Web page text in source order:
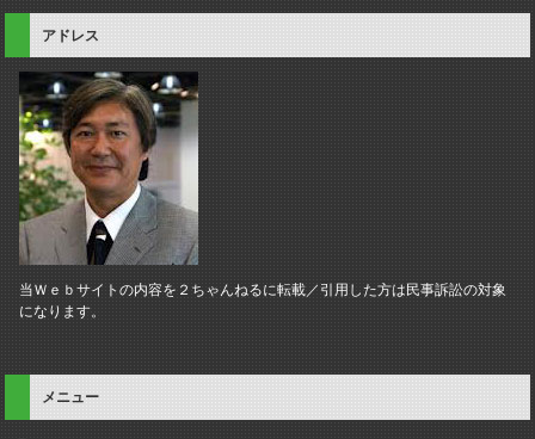
アドレス
当Ｗｅｂサイトの内容を２ちゃんねるに転載／引用した方は民事訴訟の対象
になります。
メニュー